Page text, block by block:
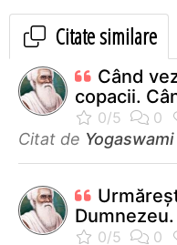
Citate similare
Când
copacii.
Citat de Yogaswami